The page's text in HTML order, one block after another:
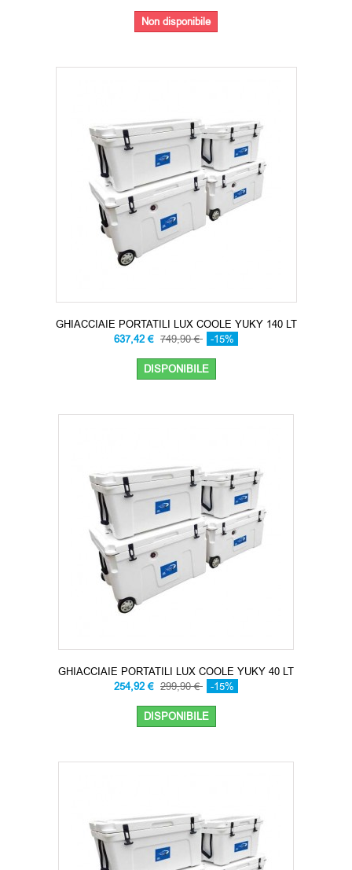
Non disponibile
GHIACCIAIE PORTATILI LUX COOLE YUKY 140 LT
637,42 € 749,90 € -15%
DISPONIBILE
GHIACCIAIE PORTATILI LUX COOLE YUKY 40 LT
254,92 € 299,90 € -15%
DISPONIBILE